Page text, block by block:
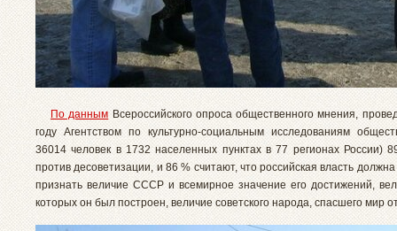
По данным Всероссийского опроса общественного мнения,
году Агентством по культурно-социальным исследованиям
36014 человек в 1732 населенных пунктах в 77 регионах России)
против десоветизации, и 86 % считают, что российская власть
признать величие СССР и всемирное значение его достижений,
которых он был построен, величие советского народа, спасшего мир